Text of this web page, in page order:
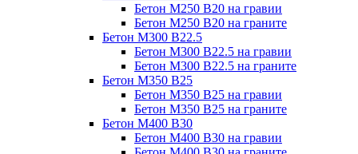
Бетон М250 В20 на гравии
Бетон М250 В20 на граните
Бетон М300 В22.5
Бетон М300 В22.5 на гравии
Бетон М300 В22.5 на граните
Бетон М350 В25
Бетон М350 В25 на гравии
Бетон М350 В25 на граните
Бетон М400 В30
Бетон М400 В30 на гравии